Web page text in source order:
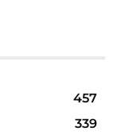
457
339